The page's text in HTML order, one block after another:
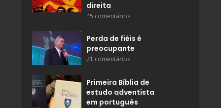
direita
45 comentários
Perda de fiéis é
preocupante
21 comentários
Primeira Bíblia de
estudo adventista
em português